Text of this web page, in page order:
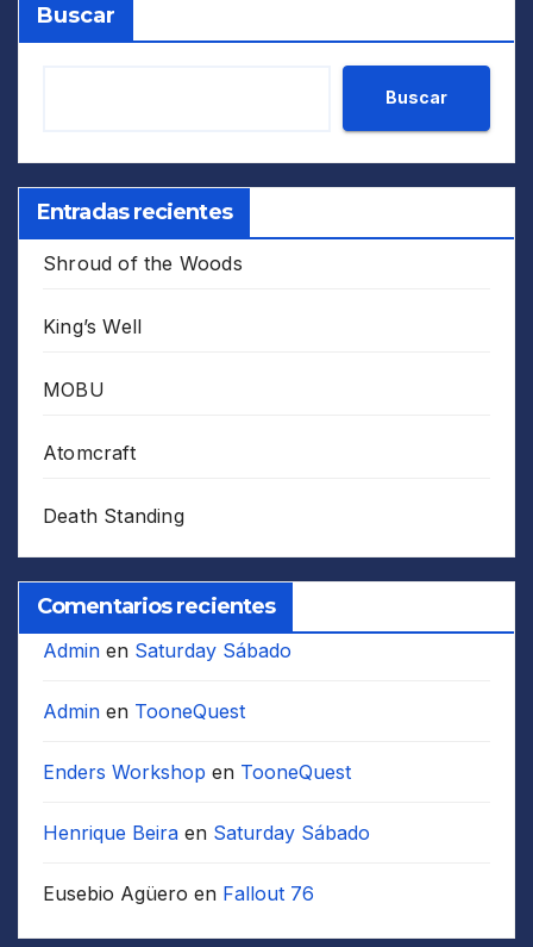
Buscar
Buscar
Entradas recientes
Shroud of the Woods
King’s Well
MOBU
Atomcraft
Death Standing
Comentarios recientes
Admin en Saturday Sábado
Admin en TooneQuest
Enders Workshop en TooneQuest
Henrique Beira en Saturday Sábado
Eusebio Agüero en Fallout 76